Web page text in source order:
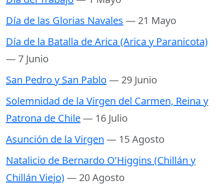
Día de las Glorias Navales — 21 Mayo
Día de la Batalla de Arica (Arica y Paranicota)
— 7 Junio
San Pedro y San Pablo — 29 Junio
Solemnidad de la Virgen del Carmen, Reina y
Patrona de Chile— 16 Julio
Asunción de la Virgen — 15 Agosto
Natalicio de Bernardo O’Higgins (Chillán y
Chillán Viejo)— 20 Agosto